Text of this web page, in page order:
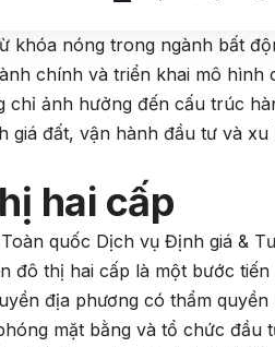
khóa nóng trong ngành bất
chính và triển khai mô hình
chỉ ảnh hưởng đến cấu trúc
giá đất, vận hành đầu tư và
hai cấp
quốc Dịch vụ Định giá &
đô thị hai cấp là một bước
địa phương có thẩm
mặt bằng và tổ chức đầu